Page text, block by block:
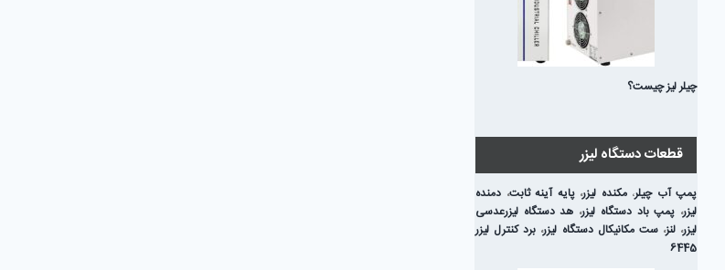
چیلر لیز چیست؟
قطعات دستگاه لیزر
پمپ آب چیلر،مکنده لیزر،پایه آینه ثابت، دمنده
لیزر، پمپ باد دستگاه لیزر، هد دستگاه لیزرعدسی
لیزر،لنز،ست مکانیکال دستگاه لیزر، برد کنترل لیزر
6445